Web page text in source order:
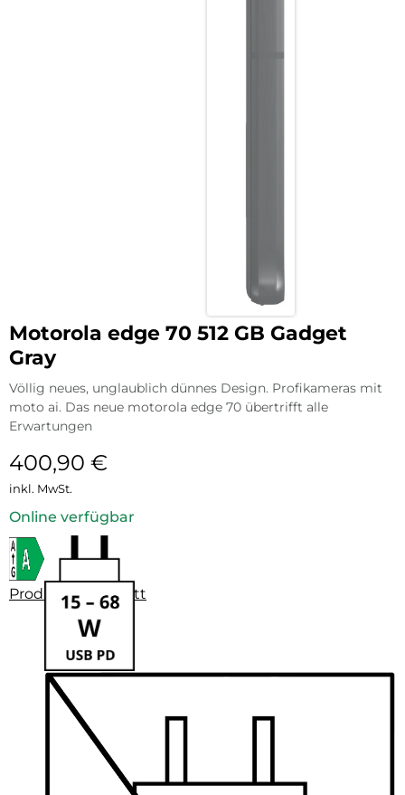
Motorola edge 70 512 GB Gadget
Gray
Völlig neues, unglaublich dünnes Design. Profikameras mit
moto ai. Das neue motorola edge 70 übertrifft alle
Erwartungen
400,90 €
inkl. MwSt.
Online verfügbar
Produktdatenblatt